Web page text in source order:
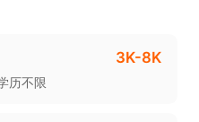
3K-8K
历不限